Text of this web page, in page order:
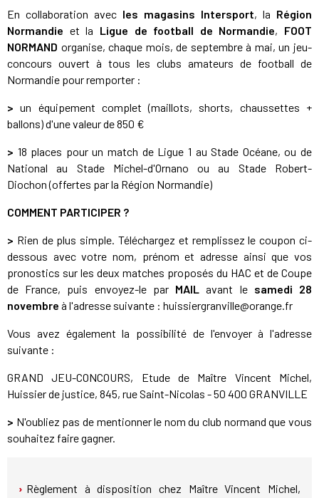
En collaboration avec les magasins Intersport, la Région
Normandie et la Ligue de football de Normandie, FOOT
NORMAND organise, chaque mois, de septembre à mai, un jeu-
concours ouvert à tous les clubs amateurs de football de
Normandie pour remporter :
> un équipement complet (maillots, shorts, chaussettes +
ballons) d'une valeur de 850 €
> 18 places pour un match de Ligue 1 au Stade Océane, ou de
National au Stade Michel-d'Ornano ou au Stade Robert-
Diochon (offertes par la Région Normandie)
COMMENT PARTICIPER ?
> Rien de plus simple. Téléchargez et remplissez le coupon ci-
dessous avec votre nom, prénom et adresse ainsi que vos
pronostics sur les deux matches proposés du HAC et de Coupe
de France, puis envoyez-le par MAIL avant le samedi 28
novembre à l'adresse suivante : huissiergranville@orange.fr
Vous avez également la possibilité de l'envoyer à l'adresse
suivante :
GRAND JEU-CONCOURS, Etude de Maître Vincent Michel,
Huissier de justice, 845, rue Saint-Nicolas - 50 400 GRANVILLE
> N'oubliez pas de mentionner le nom du club normand que vous
souhaitez faire gagner.
Règlement à disposition chez Maître Vincent Michel,